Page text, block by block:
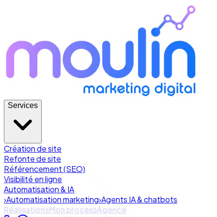
Services
Création de site
Refonte de site
Référencement (SEO)
Visibilité en ligne
Automatisation & IA
›Automatisation marketing›Agents IA & chatbots
RéalisationsMon processAgence